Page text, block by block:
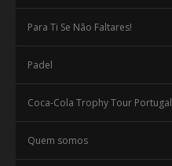
Para Ti Se Não Faltares!
Padel
Coca-Cola Trophy Tour Portugal
Quem somos